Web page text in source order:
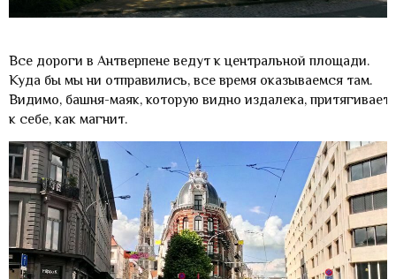
Все дороги в Антверпене ведут к центральной площади.
Куда бы мы ни отправились, все время оказываемся там.
Видимо, башня-маяк, которую видно издалека, притягивает
к себе, как магнит.